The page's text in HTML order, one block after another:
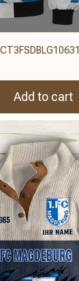
Add to cart